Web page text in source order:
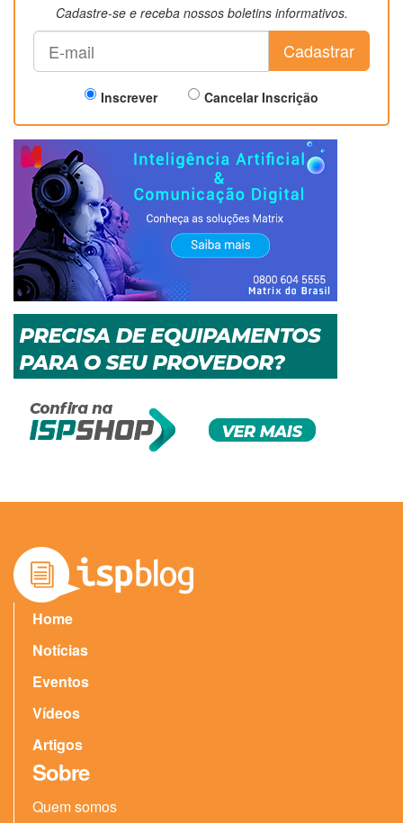
Cadastre-se e receba nossos boletins informativos.
Cadastrar
Inscrever Cancelar Inscrição
Home
Notícias
Eventos
Vídeos
Artigos
Sobre
Quem somos